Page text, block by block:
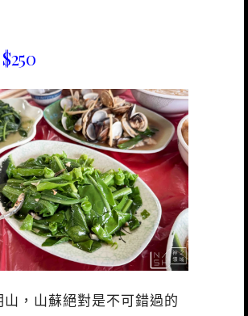
山，山蘇絕對是不可錯過的